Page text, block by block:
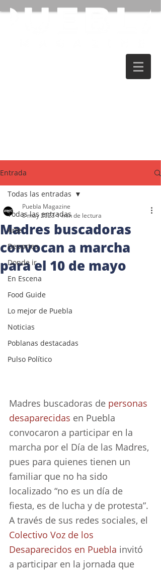
Entrada
Todas las entradas
Arte
Deportes
Donde ir
En Escena
Food Guide
Lo mejor de Puebla
Noticias
Poblanas destacadas
Pulso Político
Todas las entradas
Madres buscadoras
convocan a marcha
para el 10 de mayo
Puebla Magazine
8 may 20231 min de lectura
Madres buscadoras de personas
desaparecidas en Puebla
convocaron a participar en la
marcha por el Día de las Madres,
pues para quienes tienen un
familiar que no ha sido
localizado “no es un día de
fiesta, es de lucha y de protesta”.
A través de sus redes sociales, el
Colectivo Voz de los
Desaparecidos en Puebla invitó
a participar en la jornada que